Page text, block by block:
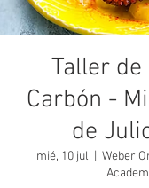
Taller
Carbón -
de
mié, 10 jul
Weber